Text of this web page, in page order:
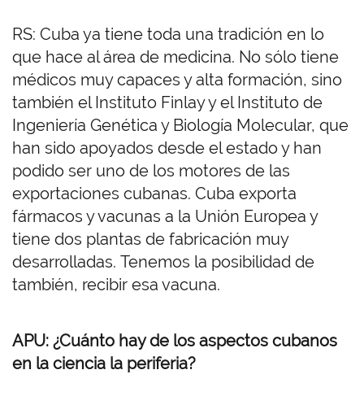
RS: Cuba ya tiene toda una tradición en lo
que hace al área de medicina. No sólo tiene
médicos muy capaces y alta formación, sino
también el Instituto Finlay y el Instituto de
Ingeniería Genética y Biología Molecular, que
han sido apoyados desde el estado y han
podido ser uno de los motores de las
exportaciones cubanas. Cuba exporta
fármacos y vacunas a la Unión Europea y
tiene dos plantas de fabricación muy
desarrolladas. Tenemos la posibilidad de
también, recibir esa vacuna.
APU: ¿Cuánto hay de los aspectos cubanos
en la ciencia la periferia?